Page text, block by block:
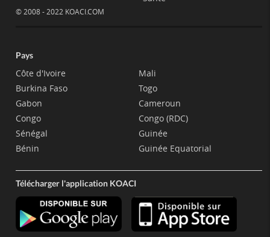
© 2008 - 2022 KOACI.COM
Pays
Côte d'Ivoire
Burkina Faso
Gabon
Congo
Sénégal
Bénin
Mali
Togo
Cameroun
Congo (RDC)
Guinée
Guinée Equatorial
Télécharger l'application KOACI